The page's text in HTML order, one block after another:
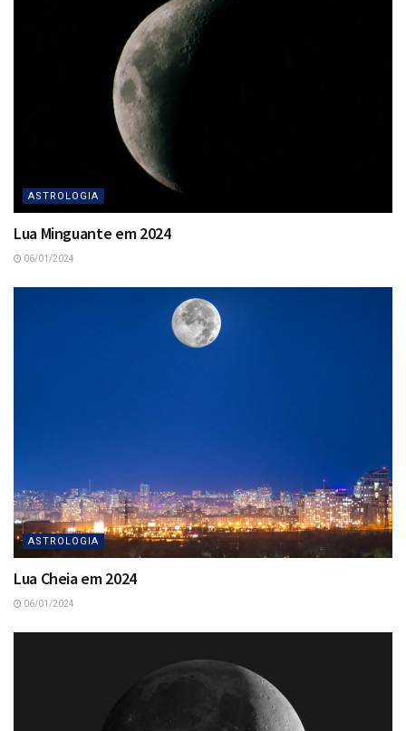
ASTROLOGIA
Lua Minguante em 2024
06/01/2024
ASTROLOGIA
Lua Cheia em 2024
06/01/2024